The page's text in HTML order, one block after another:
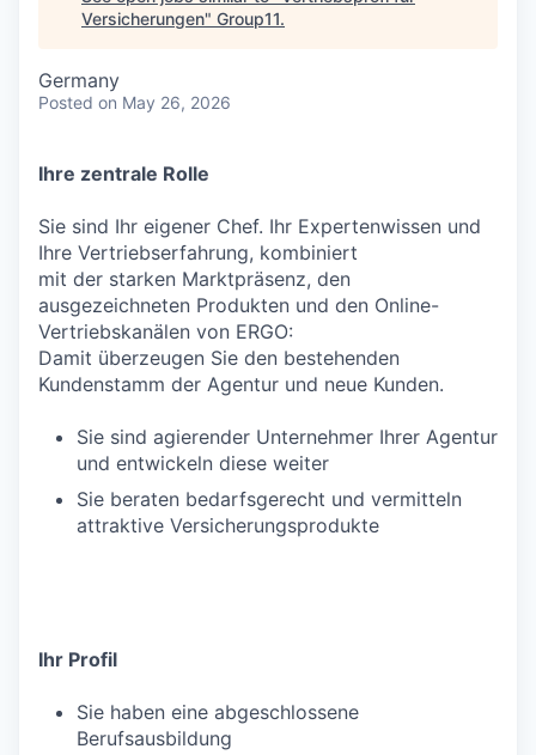
Versicherungen" Group11.
Germany
Posted on May 26, 2026
Ihre zentrale Rolle
Sie sind Ihr eigener Chef. Ihr Expertenwissen und
Ihre Vertriebserfahrung, kombiniert
mit der starken Marktpräsenz, den
ausgezeichneten Produkten und den Online-
Vertriebskanälen von ERGO:
Damit überzeugen Sie den bestehenden
Kundenstamm der Agentur und neue Kunden.
Sie sind agierender Unternehmer Ihrer Agentur
und entwickeln diese weiter
Sie beraten bedarfsgerecht und vermitteln
attraktive Versicherungsprodukte
Ihr Profil
Sie haben eine abgeschlossene
Berufsausbildung